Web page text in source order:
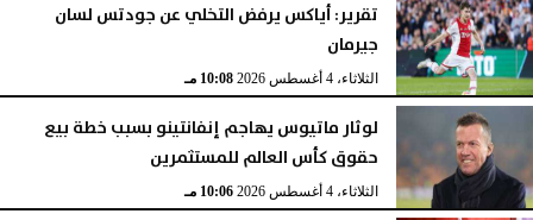
تقرير: أياكس يرفض التخلي عن جودتس لسان
جيرمان
الثلاثاء، 4 أغسطس 2026 10:08 مـ
لوثار ماتيوس يهاجم إنفانتينو بسبب خطة بيع
حقوق كأس العالم للمستثمرين
الثلاثاء، 4 أغسطس 2026 10:06 مـ